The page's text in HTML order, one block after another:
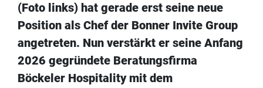
(Foto links) hat gerade erst seine neue
Position als Chef der Bonner Invite Group
angetreten. Nun verstärkt er seine Anfang
2026 gegründete Beratungsfirma
Böckeler Hospitality mit dem